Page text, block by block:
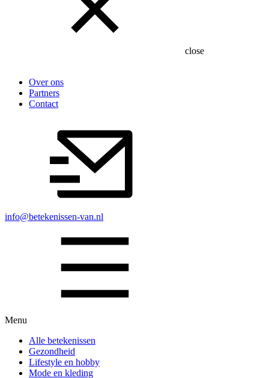
close
Over ons
Partners
Contact
info@betekenissen-van.nl
Menu
Alle betekenissen
Gezondheid
Lifestyle en hobby
Mode en kleding